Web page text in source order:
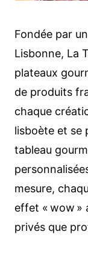
Fondée par
Lisbonne, La
plateaux
de produits
chaque
lisboète et se
tableau
mesure,
effet « wow »
privés que